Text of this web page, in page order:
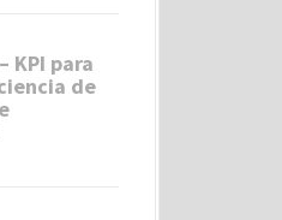
KPI para
de